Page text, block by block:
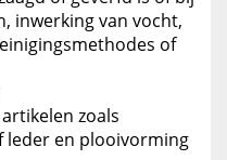
inwerking van vocht,
of
zoals
leder en plooivorming